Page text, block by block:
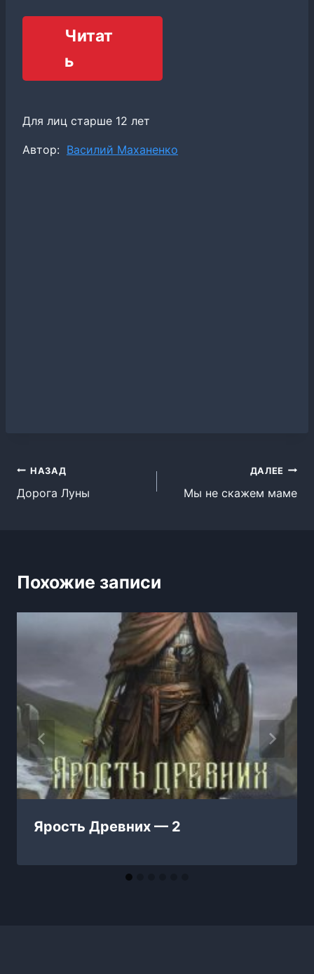
Читат
ь
Для лиц старше 12 лет
Метки
Автор: Василий Маханенко
Навигация
по
НАЗАД
Дорога Луны
ДАЛЕЕ
Мы не скажем маме
Похожие записи
Ярость Древних — 2